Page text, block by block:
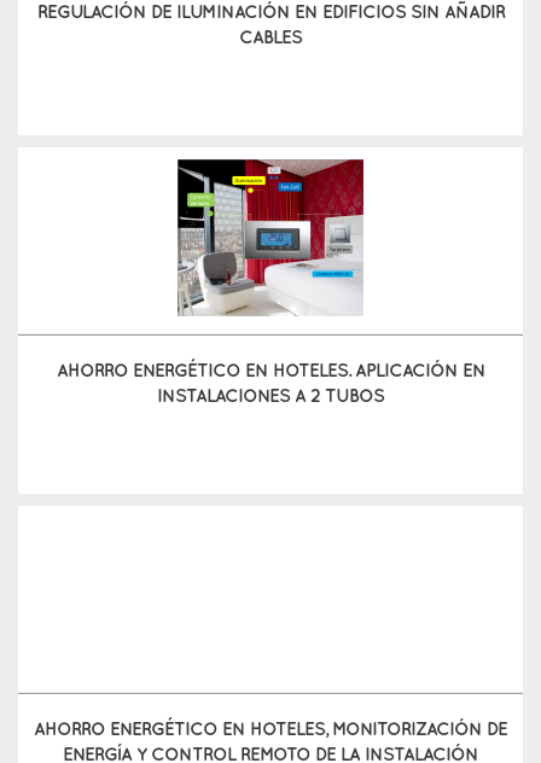
REGULACIÓN DE ILUMINACIÓN EN EDIFICIOS SIN AÑADIR
CABLES
AHORRO ENERGÉTICO EN HOTELES. APLICACIÓN EN
INSTALACIONES A 2 TUBOS
AHORRO ENERGÉTICO EN HOTELES, MONITORIZACIÓN DE
ENERGÍA Y CONTROL REMOTO DE LA INSTALACIÓN